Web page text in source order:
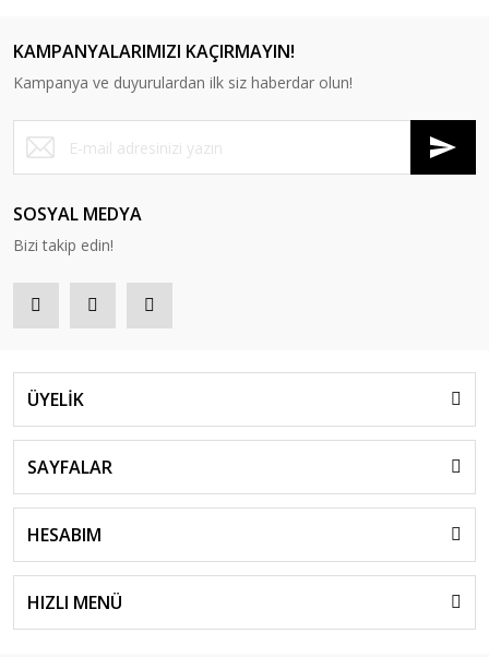
KAMPANYALARIMIZI KAÇIRMAYIN!
Kampanya ve duyurulardan ilk siz haberdar olun!
SOSYAL MEDYA
Bizi takip edin!
ÜYELİK
SAYFALAR
HESABIM
HIZLI MENÜ